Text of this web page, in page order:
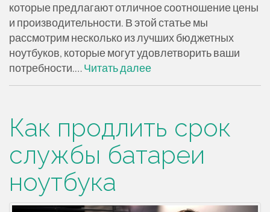
которые предлагают отличное соотношение цены
и производительности. В этой статье мы
рассмотрим несколько из лучших бюджетных
ноутбуков, которые могут удовлетворить ваши
потребности.…Читать далее
Как продлить срок
службы батареи
ноутбука